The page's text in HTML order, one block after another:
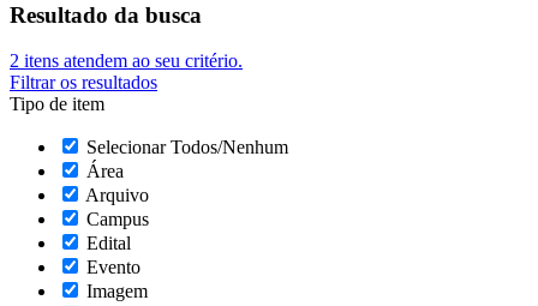
Resultado da busca
2 itens atendem ao seu critério.
Filtrar os resultados
Tipo de item
Selecionar Todos/Nenhum
Área
Arquivo
Campus
Edital
Evento
Imagem